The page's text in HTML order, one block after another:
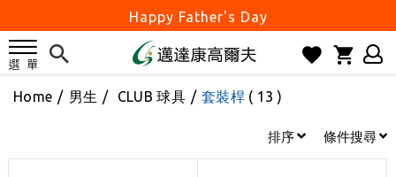
Happy Father's Day
父親節優惠實施中
7月份 門市免費試打日程 已公佈!
防詐騙! 勿信來路不明連結及優惠
歡迎體驗公益店Friends Screen模擬器
Home / 男生 / CLUB 球具 / 套裝桿 ( 13 )
排序 條件搜尋